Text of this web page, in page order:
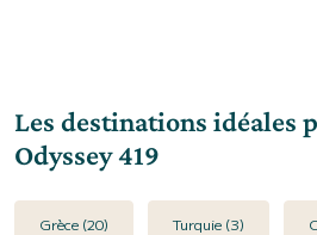
Les destinations idéales
Odyssey 419
Grèce (20) Turquie (3)